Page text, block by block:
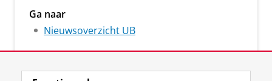
Ga naar
Nieuwsoverzicht UB